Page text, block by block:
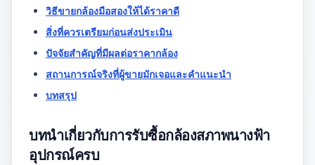
วิธีขายกล้องมือสองให้ได้ราคาดี
สิ่งที่ควรเตรียมก่อนส่งประเมิน
ปัจจัยสำคัญที่มีผลต่อราคากล้อง
สถานการณ์จริงที่ผู้ขายมักเจอและคำแนะนำ
บทสรุป
บทนำเกี่ยวกับการรับซื้อกล้องสภาพนางฟ้า
อุปกรณ์ครบ